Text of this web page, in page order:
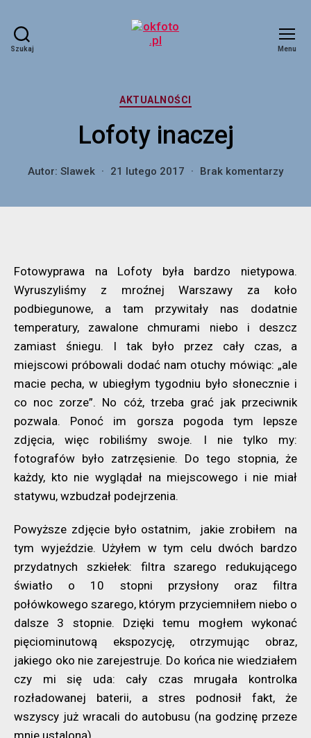
Szukaj Menu
Kategorie
AKTUALNOŚCI
Lofoty inaczej
Autor: Slawek 21 lutego 2017 Brak komentarzydo
Fotowyprawa na Lofoty była bardzo nietypowa.
Wyruszyliśmy z mroźnej Warszawy za koło
podbiegunowe, a tam przywitały nas dodatnie
temperatury, zawalone chmurami niebo i deszcz
zamiast śniegu. I tak było przez cały czas, a
miejscowi próbowali dodać nam otuchy mówiąc: „ale
macie pecha, w ubiegłym tygodniu było słonecznie i
co noc zorze”. No cóż, trzeba grać jak przeciwnik
pozwala. Ponoć im gorsza pogoda tym lepsze
zdjęcia, więc robiliśmy swoje. I nie tylko my:
fotografów było zatrzęsienie. Do tego stopnia, że
każdy, kto nie wyglądał na miejscowego i nie miał
statywu, wzbudzał podejrzenia.
Powyższe zdjęcie było ostatnim, jakie zrobiłem na
tym wyjeździe. Użyłem w tym celu dwóch bardzo
przydatnych szkiełek: filtra szarego redukującego
światło o 10 stopni przysłony oraz filtra
połówkowego szarego, którym przyciemniłem niebo o
dalsze 3 stopnie. Dzięki temu mogłem wykonać
pięciominutową ekspozycję, otrzymując obraz,
jakiego oko nie zarejestruje. Do końca nie wiedziałem
czy mi się uda: cały czas mrugała kontrolka
rozładowanej baterii, a stres podnosił fakt, że
wszyscy już wracali do autobusu (na godzinę przeze
mnie ustaloną).